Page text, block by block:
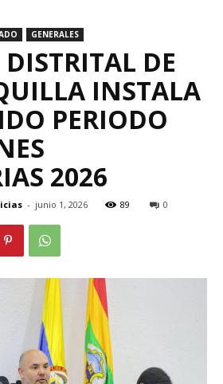
GENERALES
DISTRITAL DE
INSTALA
PERIODO
2026
- junio 1, 2026 89 0